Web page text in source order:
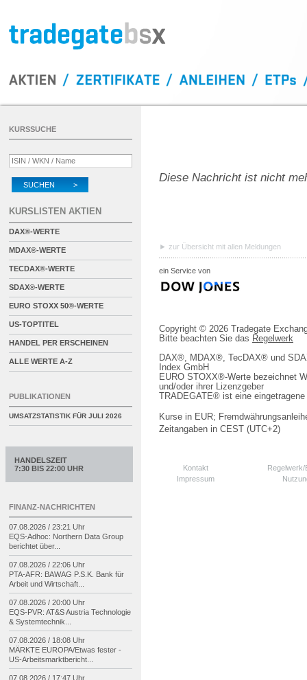
Diese Nachricht ist nicht
zur Übersicht mit allen Meldungen
ein Service von
Copyright © 2026 Tradegate
Bitte beachten Sie das Regelwerk
DAX®, MDAX®, TecDAX® und
Index GmbH
EURO STOXX®-Werte bezeichnet
und/oder ihrer Lizenzgeber
TRADEGATE® ist eine
Kurse in EUR;
Zeitangaben in CEST (UTC+2)
Kontakt
Impressum
KURSSUCHE
SUCHEN >
KURSLISTEN AKTIEN
DAX®-WERTE
MDAX®-WERTE
TECDAX®-WERTE
SDAX®-WERTE
EURO STOXX 50®-WERTE
US-TOPTITEL
HANDEL PER ERSCHEINEN
ALLE WERTE A-Z
PUBLIKATIONEN
UMSATZSTATISTIK FÜR JULI 2026
HANDELSZEIT
7:30 BIS 22:00 UHR
FINANZ-NACHRICHTEN
07.08.2026 / 23:21 Uhr
EQS-Adhoc: Northern Data Group
berichtet über...
07.08.2026 / 22:06 Uhr
PTA-AFR: BAWAG P.S.K. Bank für
Arbeit und Wirtschaft...
07.08.2026 / 20:00 Uhr
EQS-PVR: AT&S Austria Technologie
& Systemtechnik...
07.08.2026 / 18:08 Uhr
MÄRKTE EUROPA/Etwas fester -
US-Arbeitsmarktbericht...
07.08.2026 / 17:47 Uhr